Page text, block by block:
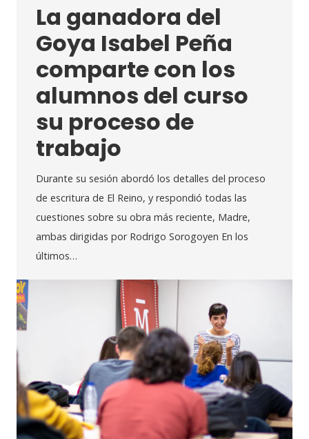
La ganadora del
Goya Isabel Peña
comparte con los
alumnos del curso
su proceso de
trabajo
Durante su sesión abordó los detalles del proceso
de escritura de El Reino, y respondió todas las
cuestiones sobre su obra más reciente, Madre,
ambas dirigidas por Rodrigo Sorogoyen En los
últimos…